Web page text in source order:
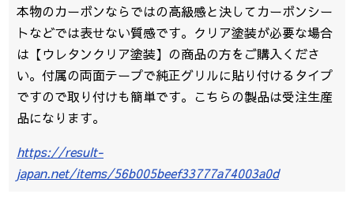
本物のカーボンならではの高級感と決してカーボンシー
トなどでは表せない質感です。クリア塗装が必要な場合
は【ウレタンクリア塗装】の商品の方をご購入くださ
い。付属の両面テープで純正グリルに貼り付けるタイプ
ですので取り付けも簡単です。こちらの製品は受注生産
品になります。
https://result-
japan.net/items/56b005beef33777a74003a0d